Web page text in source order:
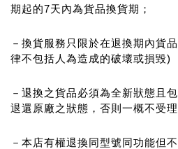
期起的7天內為貨品換貨期；
－換貨服務只限於在退換期內貨
律不包括人為造成的破壞或損毀)
－退換之貨品必須為全新狀態且
退還原廠之狀態，否則一概不受理
－本店有權退換同型號同功能但